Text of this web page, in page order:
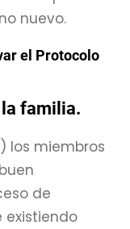
nuevo.
el Protocolo
la familia.
los miembros
de
existiendo